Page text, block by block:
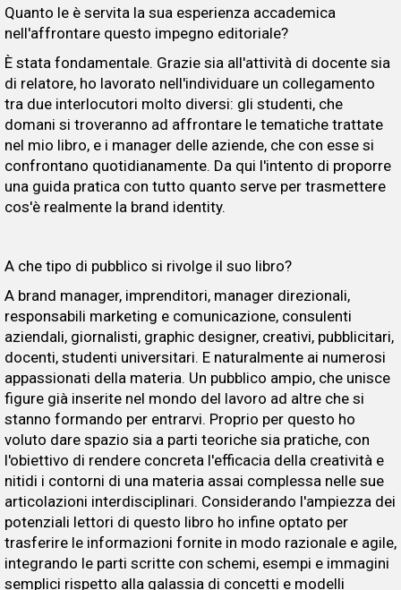
Quanto le è servita la sua esperienza accademica
nell'affrontare questo impegno editoriale?
È stata fondamentale. Grazie sia all'attività di docente sia
di relatore, ho lavorato nell'individuare un collegamento
tra due interlocutori molto diversi: gli studenti, che
domani si troveranno ad affrontare le tematiche trattate
nel mio libro, e i manager delle aziende, che con esse si
confrontano quotidianamente. Da qui l'intento di proporre
una guida pratica con tutto quanto serve per trasmettere
cos'è realmente la brand identity.
A che tipo di pubblico si rivolge il suo libro?
A brand manager, imprenditori, manager direzionali,
responsabili marketing e comunicazione, consulenti
aziendali, giornalisti, graphic designer, creativi, pubblicitari,
docenti, studenti universitari. E naturalmente ai numerosi
appassionati della materia. Un pubblico ampio, che unisce
figure già inserite nel mondo del lavoro ad altre che si
stanno formando per entrarvi. Proprio per questo ho
voluto dare spazio sia a parti teoriche sia pratiche, con
l'obiettivo di rendere concreta l'efficacia della creatività e
nitidi i contorni di una materia assai complessa nelle sue
articolazioni interdisciplinari. Considerando l'ampiezza dei
potenziali lettori di questo libro ho infine optato per
trasferire le informazioni fornite in modo razionale e agile,
integrando le parti scritte con schemi, esempi e immagini
semplici rispetto alla galassia di concetti e modelli